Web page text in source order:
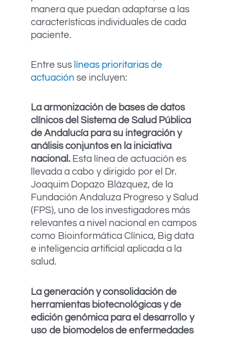
manera que puedan adaptarse a las
características individuales de cada
paciente.
Entre sus líneas prioritarias de
actuación se incluyen:
La armonización de bases de datos
clínicos del Sistema de Salud Pública
de Andalucía para su integración y
análisis conjuntos en la iniciativa
nacional. Esta línea de actuación es
llevada a cabo y dirigido por el Dr.
Joaquim Dopazo Blázquez, de la
Fundación Andaluza Progreso y Salud
(FPS), uno de los investigadores más
relevantes a nivel nacional en campos
como Bioinformática Clínica, Big data
e inteligencia artificial aplicada a la
salud.
La generación y consolidación de
herramientas biotecnológicas y de
edición genómica para el desarrollo y
uso de biomodelos de enfermedades